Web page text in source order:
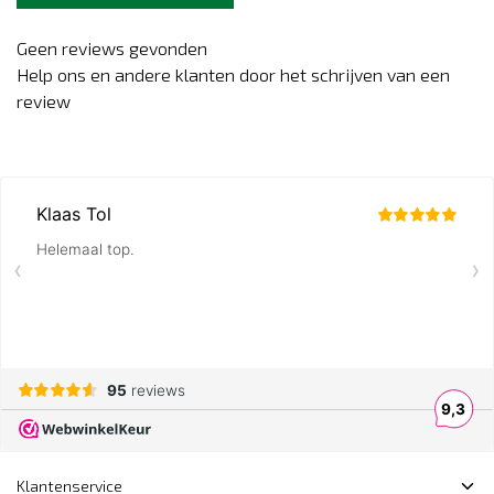
Geen reviews gevonden
Help ons en andere klanten door het schrijven van een
review
Klantenservice